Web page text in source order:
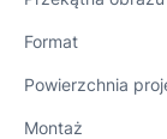
Format
Powierzchnia
Montaż